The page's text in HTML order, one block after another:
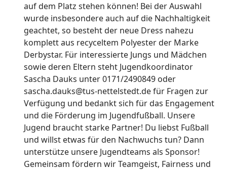
auf dem Platz stehen können! Bei der Auswahl
wurde insbesondere auch auf die Nachhaltigkeit
geachtet, so besteht der neue Dress nahezu
komplett aus recyceltem Polyester der Marke
Derbystar. Für interessierte Jungs und Mädchen
sowie deren Eltern steht Jugendkoordinator
Sascha Dauks unter 0171/2490849 oder
sascha.dauks@tus-nettelstedt.de für Fragen zur
Verfügung und bedankt sich für das Engagement
und die Förderung im Jugendfußball. Unsere
Jugend braucht starke Partner! Du liebst Fußball
und willst etwas für den Nachwuchs tun? Dann
unterstütze unsere Jugendteams als Sponsor!
Gemeinsam fördern wir Teamgeist, Fairness und